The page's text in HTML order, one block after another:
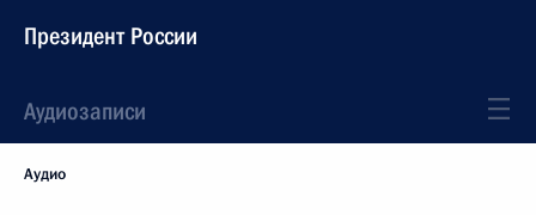
Президент России
Аудиозаписи
Аудио